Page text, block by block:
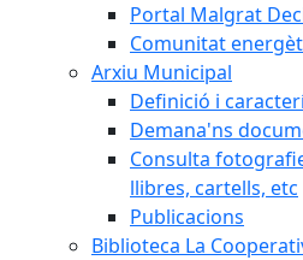
Portal Malgrat
Comunitat
Arxiu Municipal
Definició i
Demana'ns
Consulta
llibres, cartells, etc
Publicacions
Biblioteca La